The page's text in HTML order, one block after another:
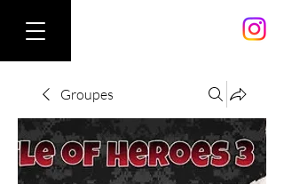
Groupes